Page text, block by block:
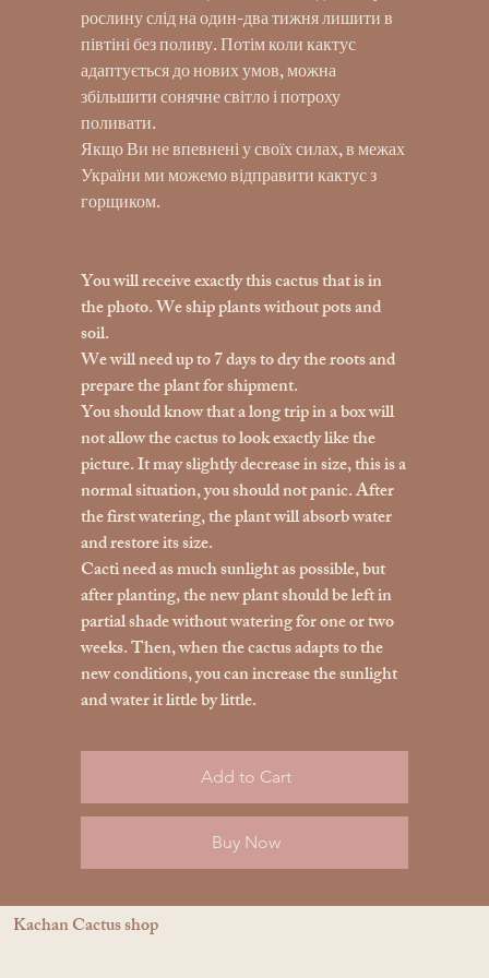
рослину слід на один-два тижня лишити в
півтіні без поливу. Потім коли кактус
адаптується до нових умов, можна
збільшити сонячне світло і потроху
поливати.
Якщо Ви не впевнені у своїх силах, в межах
України ми можемо відправити кактус з
горщиком.
You will receive exactly this cactus that is in
the photo. We ship plants without pots and
soil.
We will need up to 7 days to dry the roots and
prepare the plant for shipment.
You should know that a long trip in a box will
not allow the cactus to look exactly like the
picture. It may slightly decrease in size, this is a
normal situation, you should not panic. After
the first watering, the plant will absorb water
and restore its size.
Cacti need as much sunlight as possible, but
after planting, the new plant should be left in
partial shade without watering for one or two
weeks. Then, when the cactus adapts to the
new conditions, you can increase the sunlight
and water it little by little.
Add to Cart
Buy Now
Kachan Cactus shop